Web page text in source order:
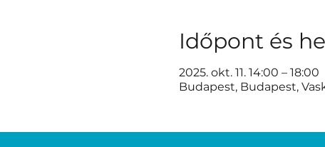
Időpont és
2025. okt. 11. 14:00 – 18:00
Budapest, Budapest,